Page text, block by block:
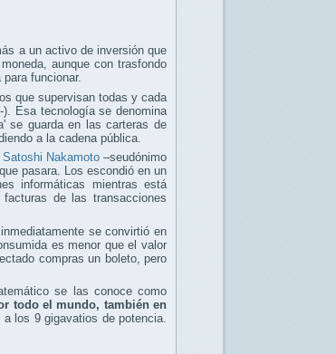
a un activo de inversión que
aunque con trasfondo
funcionar.
que supervisan todas y cada
Esa tecnología se denomina
se guarda en las carteras de
a la cadena pública.
Satoshi Nakamoto–seudónimo
pasara. Los escondió en un
informáticas mientras está
de las transacciones
se convirtió en
es menor que el valor
compras un boleto, pero
se las conoce como
todo el mundo, también en
los 9 gigavatios de potencia.